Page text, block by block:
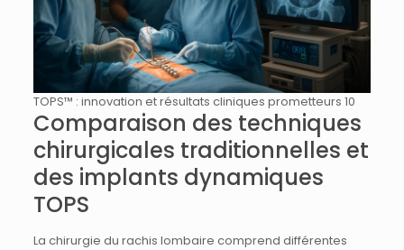
TOPS™ : innovation et résultats cliniques prometteurs 10
Comparaison des techniques
chirurgicales traditionnelles et
des implants dynamiques
TOPS
La chirurgie du rachis lombaire comprend différentes